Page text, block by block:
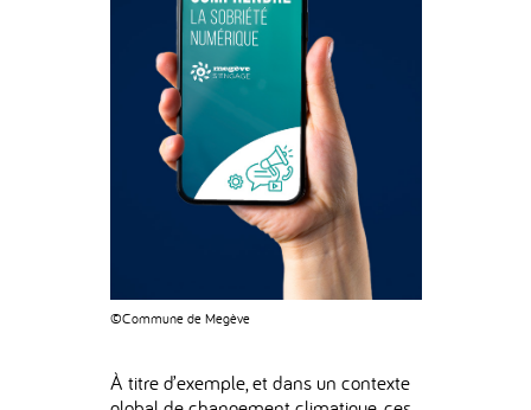
©Commune de Megève
À titre d’exemple, et dans un contexte